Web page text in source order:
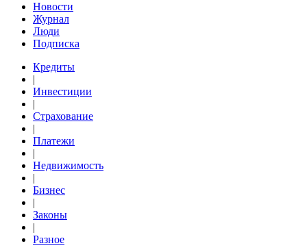
Новости
Журнал
Люди
Подписка
Кредиты
|
Инвестиции
|
Страхование
|
Платежи
|
Недвижимость
|
Бизнес
|
Законы
|
Разное